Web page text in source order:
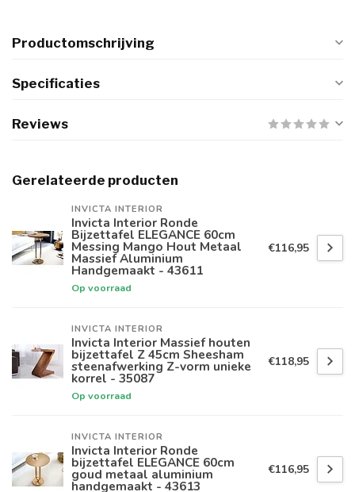
Productomschrijving
Specificaties
Reviews
Gerelateerde producten
INVICTA INTERIOR
Invicta Interior Ronde
Bijzettafel ELEGANCE 60cm
Messing Mango Hout Metaal
Massief Aluminium
Handgemaakt - 43611
Op voorraad
€116,95
INVICTA INTERIOR
Invicta Interior Massief houten
bijzettafel Z 45cm Sheesham
steenafwerking Z-vorm unieke
korrel - 35087
Op voorraad
€118,95
INVICTA INTERIOR
Invicta Interior Ronde
bijzettafel ELEGANCE 60cm
goud metaal aluminium
handgemaakt - 43613
€116,95